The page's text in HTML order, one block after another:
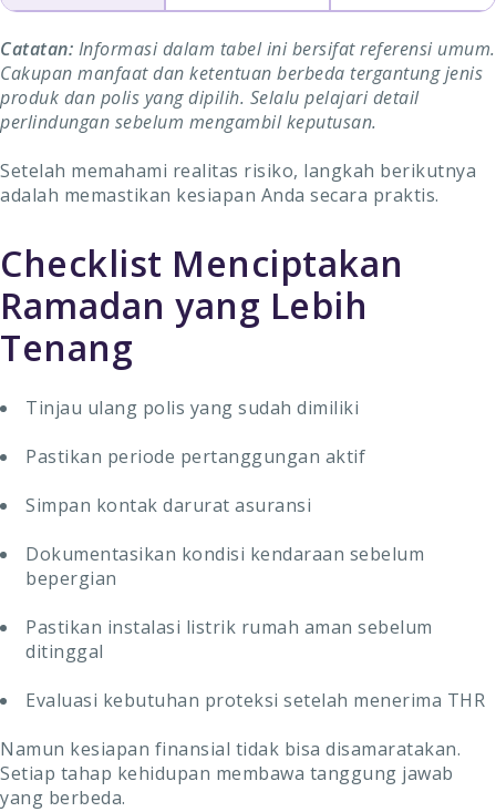
Catatan: Informasi dalam tabel ini bersifat referensi umum.
Cakupan manfaat dan ketentuan berbeda tergantung jenis
produk dan polis yang dipilih. Selalu pelajari detail
perlindungan sebelum mengambil keputusan.
Setelah memahami realitas risiko, langkah berikutnya
adalah memastikan kesiapan Anda secara praktis.
Checklist Menciptakan
Ramadan yang Lebih
Tenang
Tinjau ulang polis yang sudah dimiliki
Pastikan periode pertanggungan aktif
Simpan kontak darurat asuransi
Dokumentasikan kondisi kendaraan sebelum
bepergian
Pastikan instalasi listrik rumah aman sebelum
ditinggal
Evaluasi kebutuhan proteksi setelah menerima THR
Namun kesiapan finansial tidak bisa disamaratakan.
Setiap tahap kehidupan membawa tanggung jawab
yang berbeda.